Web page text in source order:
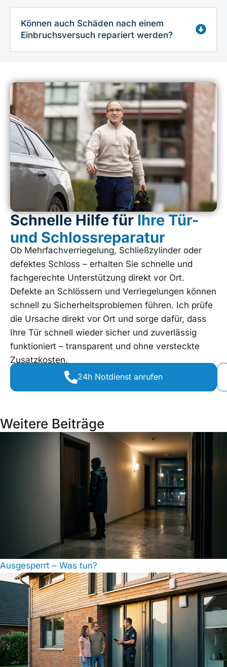
Können auch Schäden nach einem
Einbruchsversuch repariert werden?
Schnelle Hilfe fürIhre Tür-
und Schlossreparatur
Ob Mehrfachverriegelung, Schließzylinder oder
defektes Schloss – erhalten Sie schnelle und
fachgerechte Unterstützung direkt vor Ort.
Defekte an Schlössern und Verriegelungen können
schnell zu Sicherheitsproblemen führen. Ich prüfe
die Ursache direkt vor Ort und sorge dafür, dass
Ihre Tür schnell wieder sicher und zuverlässig
funktioniert – transparent und ohne versteckte
Zusatzkosten.
24h Notdienst anrufen
Weitere Beiträge
Ausgesperrt – Was tun?